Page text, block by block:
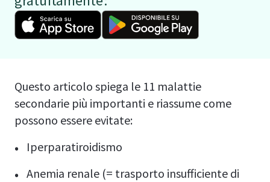
Questo articolo spiega le 11 malattie
secondarie più importanti e riassume come
possono essere evitate:
Iperparatiroidismo
Anemia renale (= trasporto insufficiente di